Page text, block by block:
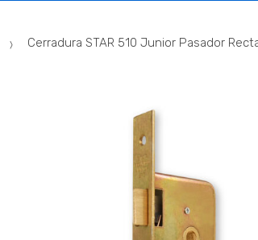
Cerradura STAR 510 Junior Pasador